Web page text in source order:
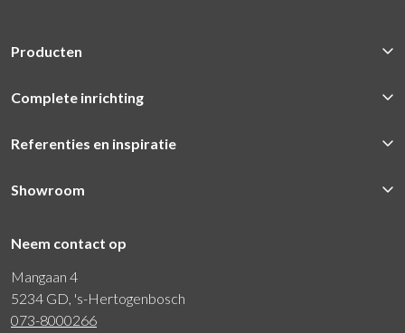
Producten
Complete inrichting
Referenties en inspiratie
Showroom
Neem contact op
Mangaan 4
5234 GD, 's-Hertogenbosch
073-8000266